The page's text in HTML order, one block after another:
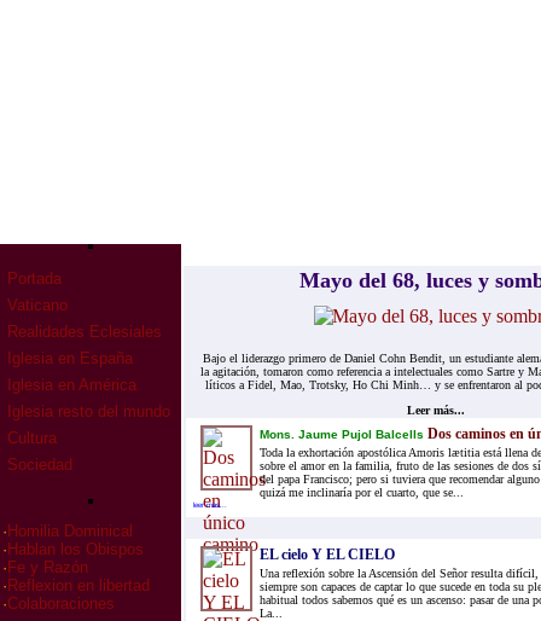
Portada
Vaticano
Realidades Eclesiales
Iglesia en España
Iglesia en América
Iglesia resto del mundo
Cultura
Sociedad
· Homilia Dominical
· Hablan los Obispos
· Fe y Razón
· Reflexion en libertad
·Colaboraciones
Mayo del 68, lu­ces y
Bajo el li­de­raz­go pri­me­ro de Da­niel Cohn Ben­dit, un es­tu­dian­te
la agi­ta­ción, to­ma­ron como re­fe­ren­cia a in­te­lec­tua­les como Sar­tre y
lí­ti­cos a Fi­del, Mao, Trotsky, Ho Chi Minh… y se en­fren­ta­ron al
Leer más...
Mons. Jaume Pujol Balcells Dos caminos en
Toda la exhortación apostólica Amoris lætitia está llena
sobre el amor en la familia, fruto de las sesiones de dos
del papa Francisco; pero si tuviera que recomendar
quizá me inclinaría por el cuarto, que se...
leer mas...
EL cielo Y EL CIELO
Una reflexión sobre la Ascensión del Señor resulta difícil,
siempre son capaces de captar lo que sucede en toda su
habitual todos sabemos qué es un ascenso: pasar de una
La...